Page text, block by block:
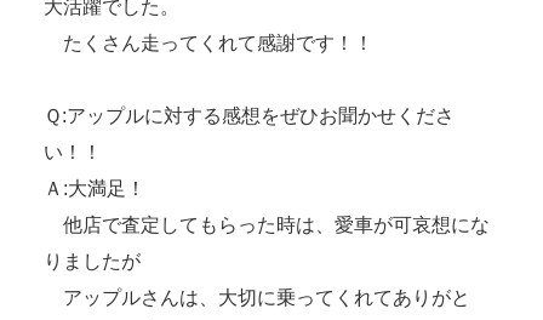
大活躍でした。
たくさん走ってくれて感謝です！！
Ｑ:アップルに対する感想をぜひお聞かせくださ
い！！
Ａ:大満足！
他店で査定してもらった時は、愛車が可哀想にな
りましたが
アップルさんは、大切に乗ってくれてありがと